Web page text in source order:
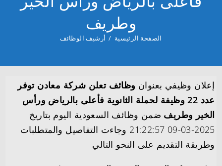
وطريف
الصفحة الرئيسية / أرشيف الوظائف
إعلان وظيفي بعنوان وظائف تعلن شركة معادن توفر
عدد 22 وظيفة لحملة الثانوية فأعلى بالرياض ورأس
الخير وطريف ضمن وظائف السعودية اليوم بتاريخ
2025-03-09 21:22:57 وجاءت التفاصيل والمتطلبات
وطريقة التقديم على النحو التالي